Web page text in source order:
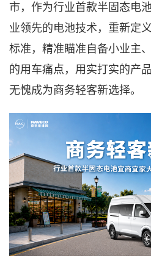
市，作为行业首款半固态电
业领先的电池技术，重新定
标准，精准瞄准自备小业主
的用车痛点，用实打实的产
无愧成为商务轻客新选择。